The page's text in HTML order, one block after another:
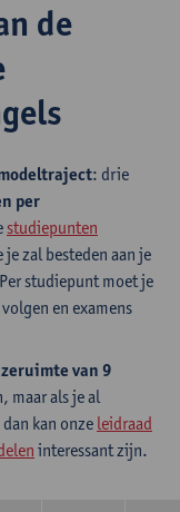
de
: drie
per
studiepunten
zal besteden aan je
studiepunt moet je
en examens
van 9
maar als je al
kan onze leidraad
interessant zijn.